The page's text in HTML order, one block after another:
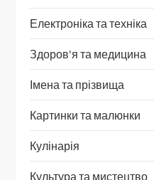
Електроніка та техніка
Здоров'я та медицина
Імена та прізвища
Картинки та малюнки
Кулінарія
Культура та мистецтво